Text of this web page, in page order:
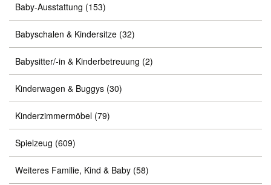
Baby-Ausstattung (153)
Babyschalen & Kindersitze (32)
Babysitter/-in & Kinderbetreuung (2)
Kinderwagen & Buggys (30)
Kinderzimmermöbel (79)
Spielzeug (609)
Weiteres Familie, Kind & Baby (58)